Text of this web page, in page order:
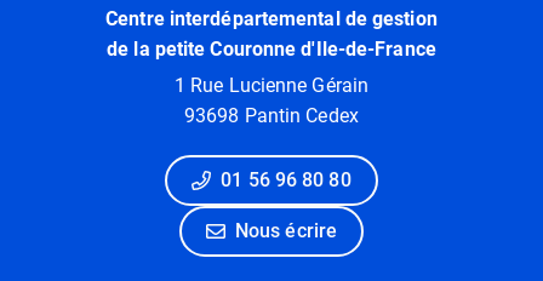
Centre interdépartemental de gestion
de la petite Couronne d'Ile-de-France
1 Rue Lucienne Gérain
93698 Pantin Cedex
01 56 96 80 80
Nous écrire